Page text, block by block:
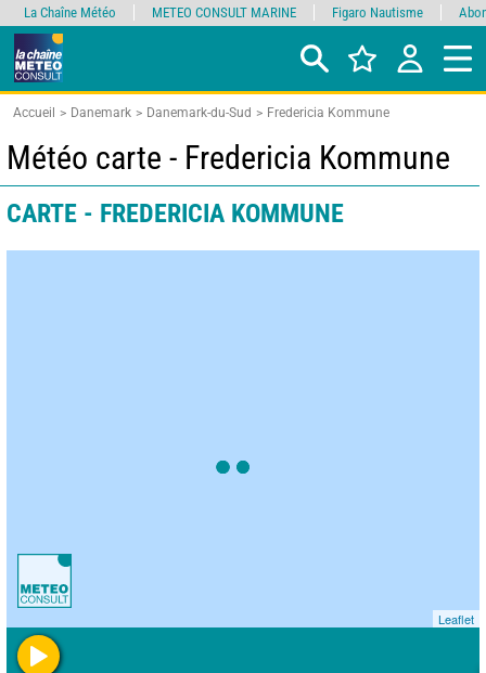
Accueil Danemark Danemark-du-Sud Fredericia Kommune
Météo carte - Fredericia Kommune
CARTE - FREDERICIA KOMMUNE
Leaflet
La Chaîne Météo METEO CONSULT MARINE Figaro Nautisme